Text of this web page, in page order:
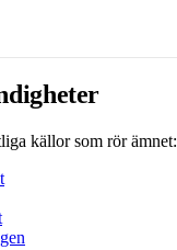
källor som rör ämnet: